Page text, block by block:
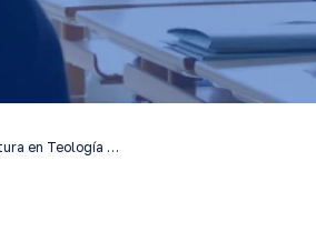
en Teología …